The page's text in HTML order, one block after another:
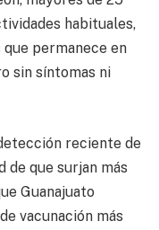
habituales,
que permanece en
sin síntomas ni
reciente de
de que surjan más
Guanajuato
vacunación más